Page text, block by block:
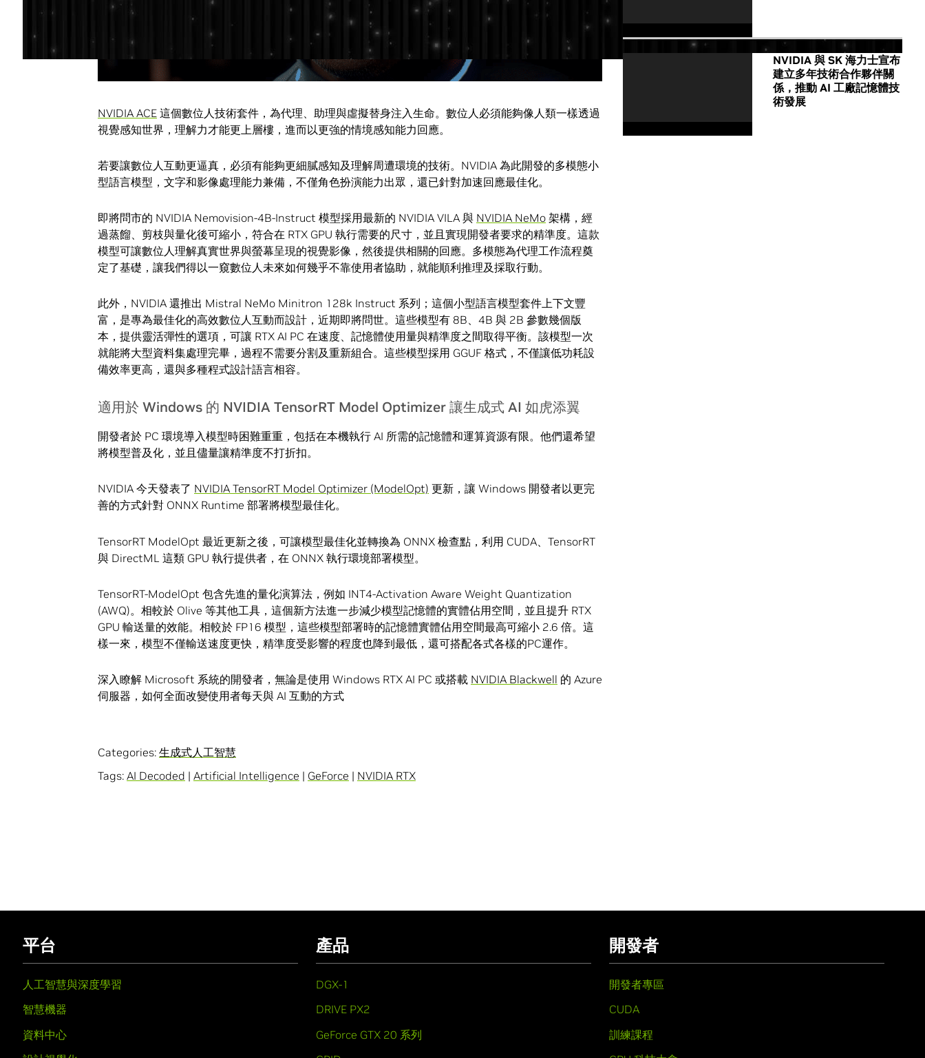
NVIDIA ACE 這個數位人技術套件，為代理、助理與虛擬替身注入生命。數位人必須能夠像人類一樣透過
視覺感知世界，理解力才能更上層樓，進而以更強的情境感知能力回應。
若要讓數位人互動更逼真，必須有能夠更細膩感知及理解周遭環境的技術。NVIDIA 為此開發的多模態小
型語言模型，文字和影像處理能力兼備，不僅角色扮演能力出眾，還已針對加速回應最佳化。
即將問市的 NVIDIA Nemovision-4B-Instruct 模型採用最新的 NVIDIA VILA 與 NVIDIA NeMo 架構，經
過蒸餾、剪枝與量化後可縮小，符合在 RTX GPU 執行需要的尺寸，並且實現開發者要求的精準度。這款
模型可讓數位人理解真實世界與螢幕呈現的視覺影像，然後提供相關的回應。多模態為代理工作流程奠
定了基礎，讓我們得以一窺數位人未來如何幾乎不靠使用者協助，就能順利推理及採取行動。
此外，NVIDIA 還推出 Mistral NeMo Minitron 128k Instruct 系列；這個小型語言模型套件上下文豐
富，是專為最佳化的高效數位人互動而設計，近期即將問世。這些模型有 8B、4B 與 2B 參數幾個版
本，提供靈活彈性的選項，可讓 RTX AI PC 在速度、記憶體使用量與精準度之間取得平衡。該模型一次
就能將大型資料集處理完畢，過程不需要分割及重新組合。這些模型採用 GGUF 格式，不僅讓低功耗設
備效率更高，還與多種程式設計語言相容。
適用於 Windows 的 NVIDIA TensorRT Model Optimizer 讓生成式 AI 如虎添翼
開發者於 PC 環境導入模型時困難重重，包括在本機執行 AI 所需的記憶體和運算資源有限。他們還希望
將模型普及化，並且儘量讓精準度不打折扣。
NVIDIA 今天發表了 NVIDIA TensorRT Model Optimizer (ModelOpt) 更新，讓 Windows 開發者以更完
善的方式針對 ONNX Runtime 部署將模型最佳化。
TensorRT ModelOpt 最近更新之後，可讓模型最佳化並轉換為 ONNX 檢查點，利用 CUDA、TensorRT
與 DirectML 這類 GPU 執行提供者，在 ONNX 執行環境部署模型。
TensorRT-ModelOpt 包含先進的量化演算法，例如 INT4-Activation Aware Weight Quantization
(AWQ)。相較於 Olive 等其他工具，這個新方法進一步減少模型記憶體的實體佔用空間，並且提升 RTX
GPU 輸送量的效能。相較於 FP16 模型，這些模型部署時的記憶體實體佔用空間最高可縮小 2.6 倍。這
樣一來，模型不僅輸送速度更快，精準度受影響的程度也降到最低，還可搭配各式各樣的PC運作。
深入瞭解 Microsoft 系統的開發者，無論是使用 Windows RTX AI PC 或搭載 NVIDIA Blackwell 的 Azure
伺服器，如何全面改變使用者每天與 AI 互動的方式
Categories: 生成式人工智慧
Tags: AI Decoded | Artificial Intelligence | GeForce | NVIDIA RTX
NVIDIA 與 SK 海力士宣布
建立多年技術合作夥伴關
係，推動 AI 工廠記憶體技
術發展
平台
人工智慧與深度學習
智慧機器
資料中心
產品
DGX-1
DRIVE PX2
GeForce GTX 20 系列
開發者
開發者專區
CUDA
訓練課程